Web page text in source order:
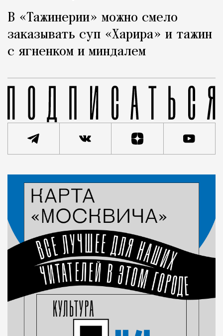
В «Тажинерии» можно смело
заказывать суп «Харира» и тажин
с ягненком и миндалем